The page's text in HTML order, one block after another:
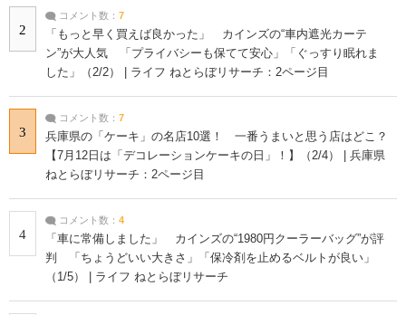
2
コメント数： 7
「もっと早く買えば良かった」 カインズの“車内遮光カーテ
ン”が大人気 「プライバシーも保てて安心」「ぐっすり眠れま
した」（2/2） | ライフ ねとらぼリサーチ：2ページ目
3
コメント数： 7
兵庫県の「ケーキ」の名店10選！ 一番うまいと思う店はどこ？
【7月12日は「デコレーションケーキの日」！】（2/4） | 兵庫県
ねとらぼリサーチ：2ページ目
4
コメント数： 4
「車に常備しました」 カインズの“1980円クーラーバッグ”が評
判 「ちょうどいい大きさ」「保冷剤を止めるベルトが良い」
（1/5） | ライフ ねとらぼリサーチ